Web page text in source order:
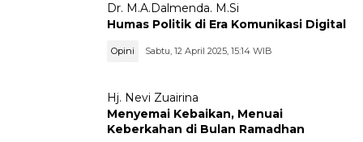
Dr. M.A.Dalmenda. M.Si
Humas Politik di Era Komunikasi Digital
Opini Sabtu, 12 April 2025, 15:14 WIB
Hj. Nevi Zuairina
Menyemai Kebaikan, Menuai
Keberkahan di Bulan Ramadhan